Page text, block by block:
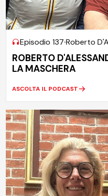
Episodio 137 Roberto
ROBERTO
LA MASCHERA
ASCOLTA IL PODCAST